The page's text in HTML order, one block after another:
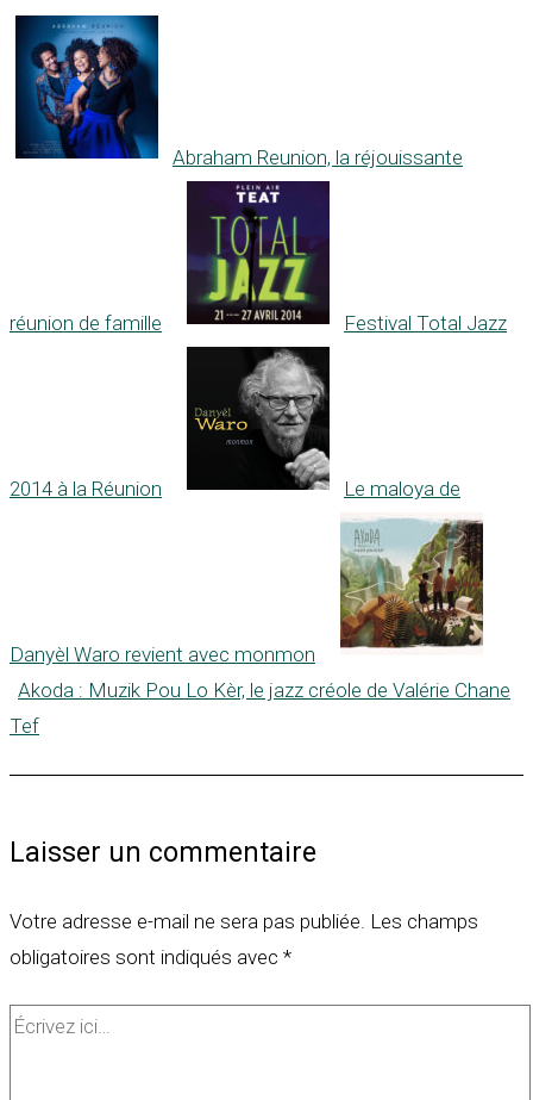
Abraham Reunion, la réjouissante
réunion de famille Festival Total Jazz
2014 à la Réunion Le maloya de
Danyèl Waro revient avec monmon
Akoda : Muzik Pou Lo Kèr, le jazz créole de Valérie Chane
Tef
Laisser un commentaire
Votre adresse e-mail ne sera pas publiée. Les champs
obligatoires sont indiqués avec *
Écrivez